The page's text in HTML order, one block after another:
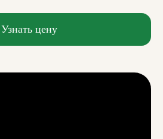
Узнать цену